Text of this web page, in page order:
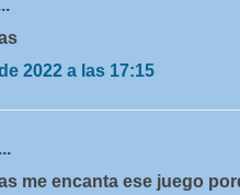
2022 a las 17:15
me encanta ese juego